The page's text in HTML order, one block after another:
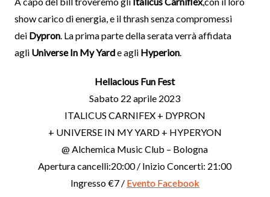
show carico di energia, e il thrash senza compromessi
dei Dypron. La prima parte della serata verrà affidata
agli Universe In My Yarde agli Hyperion.
Hellacious Fun Fest
Sabato 22 aprile 2023
ITALICUS CARNIFEX + DYPRON
+ UNIVERSE IN MY YARD + HYPERYON
@ Alchemica Music Club – Bologna
Apertura cancelli:20:00 / Inizio Concerti: 21:00
Ingresso €7 / Evento Facebook